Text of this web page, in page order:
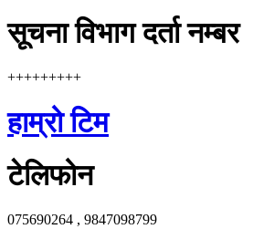
सूचना विभाग दर्ता नम्बर
+++++++++
हाम्रो टिम
टेलिफोन
075690264 , 9847098799